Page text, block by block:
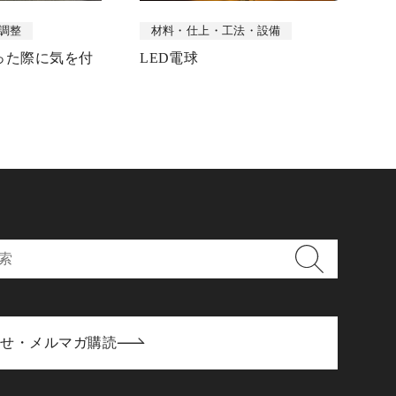
整
た際に気を付
材料・仕上・工法・設備
LED電球
・メルマガ購読